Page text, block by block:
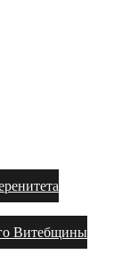
Витебщины